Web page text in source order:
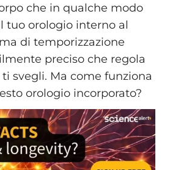
che in qualche modo
tuo orologio interno al
di temporizzazione
preciso che regola
svegli. Ma come funziona
orologio incorporato?